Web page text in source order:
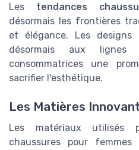
Les tendances
désormais les frontières
et élégance. Les designs
désormais aux lignes
consommatrices une
sacrifier l'esthétique.
Les Matières
Les matériaux utilisés
chaussures pour